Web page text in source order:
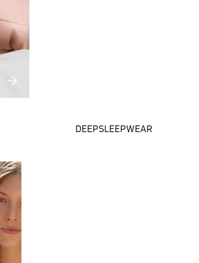
DEEPSLEEPWEAR